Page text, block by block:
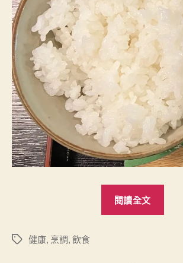
閱讀全文
標
健康, 烹調,飲食